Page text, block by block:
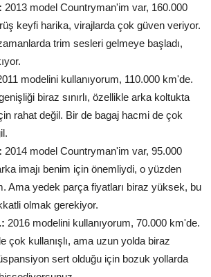
2013 model Countryman'im var, 160.000
keyfi harika, virajlarda çok güven veriyor.
trim sesleri gelmeye başladı,
modelini kullanıyorum, 110.000 km'de.
biraz sınırlı, özellikle arka koltukta
rahat değil. Bir de bagaj hacmi de çok
2014 model Countryman'im var, 95.000
imajı benim için önemliydi, o yüzden
Ama yedek parça fiyatları biraz yüksek, bu
olmak gerekiyor.
2016 modelini kullanıyorum, 70.000 km'de.
çok kullanışlı, ama uzun yolda biraz
sert olduğu için bozuk yollarda